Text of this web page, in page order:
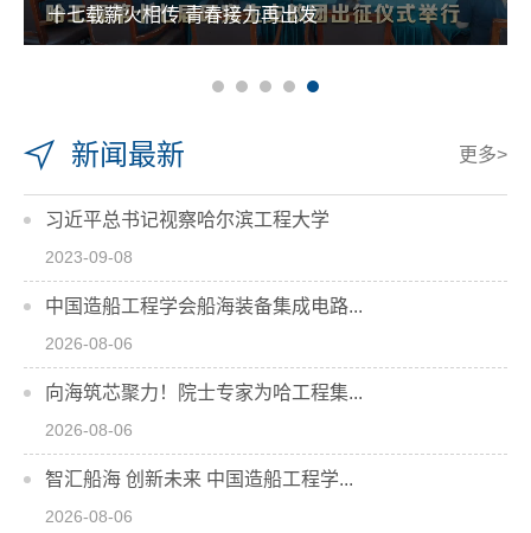
十七载薪火相传 青春接力再出发
新闻最新 更多>
习近平总书记视察哈尔滨工程大学
2023-09-08
中国造船工程学会船海装备集成电路...
2026-08-06
向海筑芯聚力！院士专家为哈工程集...
2026-08-06
智汇船海 创新未来 中国造船工程学...
2026-08-06